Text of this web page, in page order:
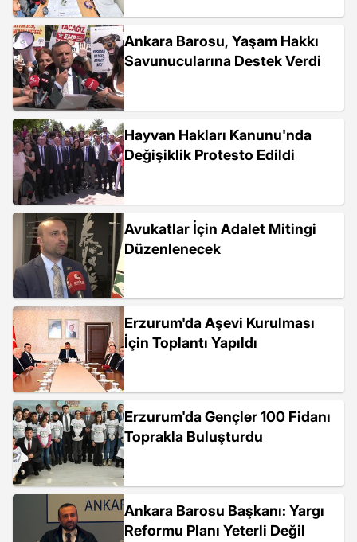
Ankara Barosu, Yaşam Hakkı
Savunucularına Destek Verdi
Hayvan Hakları Kanunu'nda
Değişiklik Protesto Edildi
Avukatlar İçin Adalet Mitingi
Düzenlenecek
Erzurum'da Aşevi Kurulması
İçin Toplantı Yapıldı
Erzurum'da Gençler 100 Fidanı
Toprakla Buluşturdu
Ankara Barosu Başkanı: Yargı
Reformu Planı Yeterli Değil